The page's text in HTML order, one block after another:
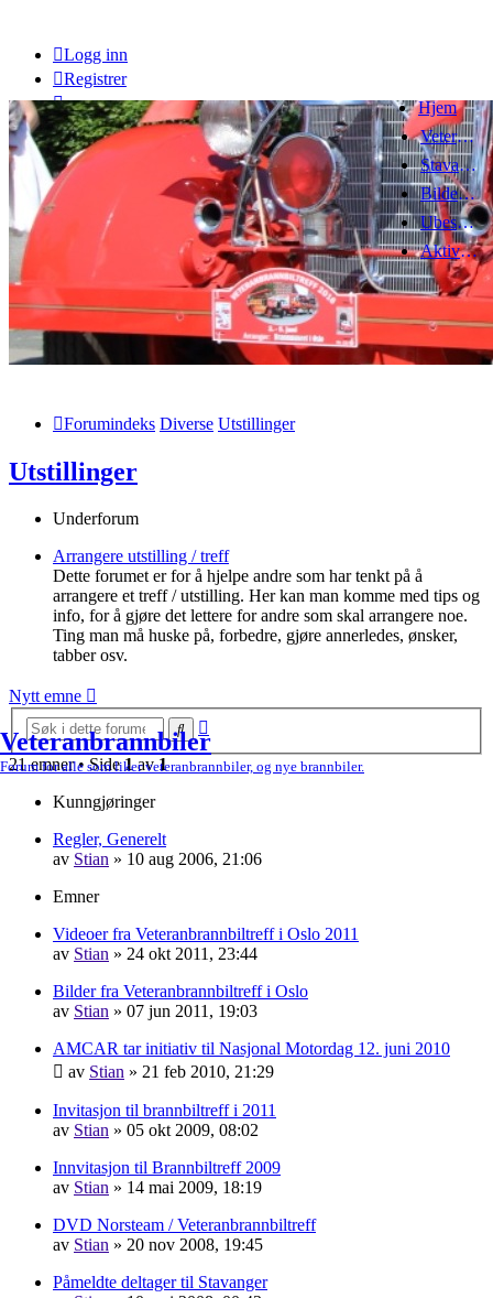
Logg inn
Registrer
Hjem
Veteranbrannbiltreff 2008
Stavanger Brannbilklubb
Bildegalleri
Ubesvarte innlegg
Aktive emner
Veteranbrannbiler
Forum for alle som liker veteranbrannbiler, og nye brannbiler.
Forumindeks Diverse Utstillinger
Utstillinger
Underforum
Arrangere utstilling / treff
Dette forumet er for å hjelpe andre som har tenkt på å
arrangere et treff / utstilling. Her kan man komme med tips og
info, for å gjøre det lettere for andre som skal arrangere noe.
Ting man må huske på, forbedre, gjøre annerledes, ønsker,
tabber osv.
Nytt emne
Søk
søk
21 emner • Side1av1
Kunngjøringer
Regler, Generelt
av Stian » 10 aug 2006, 21:06
Emner
Videoer fra Veteranbrannbiltreff i Oslo 2011
av Stian » 24 okt 2011, 23:44
Bilder fra Veteranbrannbiltreff i Oslo
av Stian » 07 jun 2011, 19:03
AMCAR tar initiativ til Nasjonal Motordag 12. juni 2010
av Stian » 21 feb 2010, 21:29
Invitasjon til brannbiltreff i 2011
av Stian » 05 okt 2009, 08:02
Innvitasjon til Brannbiltreff 2009
av Stian » 14 mai 2009, 18:19
DVD Norsteam / Veteranbrannbiltreff
av Stian » 20 nov 2008, 19:45
Påmeldte deltager til Stavanger